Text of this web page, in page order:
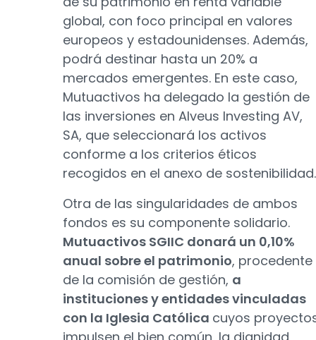
global, con foco principal en valores
europeos y estadounidenses. Además,
podrá destinar hasta un 20% a
mercados emergentes. En este caso,
Mutuactivos ha delegado la gestión de
las inversiones en Alveus Investing AV,
SA, que seleccionará los activos
conforme a los criterios éticos
recogidos en el anexo de sostenibilidad.
Otra de las singularidades de ambos
fondos es su componente solidario.
Mutuactivos SGIIC donará un 0,10%
anual sobre el patrimonio, procedente
de la comisión de gestión, a
instituciones y entidades vinculadas
con la Iglesia Católica cuyos